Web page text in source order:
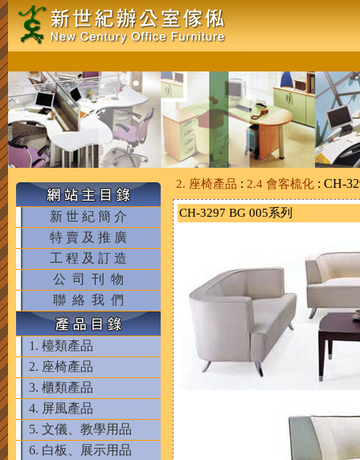
新 世 紀 簡 介
特 賣 及 推 廣
工 程 及 訂 造
公 司 刊 物
聯 絡 我 們
1. 檯類產品
2. 座椅產品
3. 櫃類產品
4. 屏風產品
5. 文儀、教學用品
6. 白板、展示用品
2. 座椅產品 : 2.4 會客梳化 : CH-
CH-3297 BG 005系列